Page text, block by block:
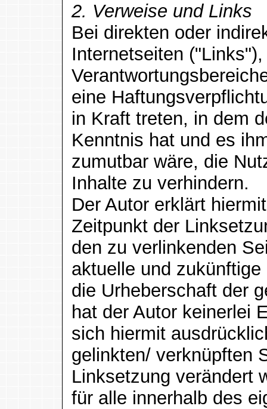
2. Verweise und Links
Bei direkten oder
Internetseiten
eine
in Kraft treten, in dem
Kenntnis hat und es
zumutbar wäre, die
Inhalte zu verhindern.
Der Autor erklärt
Zeitpunkt der
den zu verlinkenden
aktuelle und
die Urheberschaft der
hat der Autor keinerlei
sich hiermit
gelinkten/ verknüpften
Linksetzung verändert
für alle innerhalb des